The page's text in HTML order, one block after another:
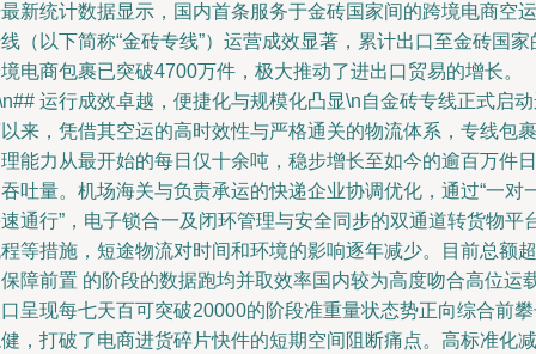
新统计数据显示，国内首条服务于金砖国家间的跨境电商空运
（以下简称“金砖专线”）运营成效显著，累计出口至金砖国家
电商包裹已突破4700万件，极大推动了进出口贸易的增长。
运行成效卓越，便捷化与规模化凸显\n自金砖专线正式启
来，凭借其空运的高时效性与严格通关的物流体系，专线包裹
能力从最开始的每日仅十余吨，稳步增长至如今的逾百万件日
吐量。机场海关与负责承运的快递企业协调优化，通过“一对
通行”，电子锁合一及闭环管理与安全同步的双通道转货物平
等措施，短途物流对时间和环境的影响逐年减少。目前总额超
障前置 的阶段的数据跑均并取效率国内较为高度吻合高位运
呈现每七天百可突破20000的阶段准重量状态势正向综合前
，打破了电商进货碎片快件的短期空间阻断痛点。高标准化减